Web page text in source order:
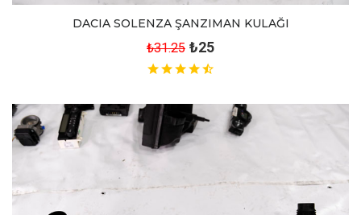
DACIA SOLENZA ŞANZIMAN KULAĞI
₺31.25 ₺25